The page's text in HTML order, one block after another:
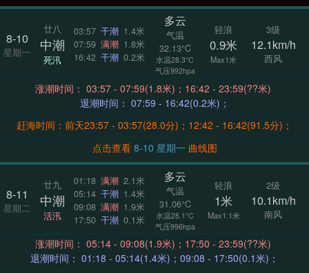
8-10
星期一
廿八
中潮
死汛
03:57 干潮 1.4米
07:59 满潮 1.8米
16:42 干潮 0.2米
多云
气温
32.13°C
水温28.3°C
气压992hpa
轻浪
0.9米
Max1米
3级
12.1km/h
西风
涨潮时间： 03:57 - 07:59(1.8米)；16:42 - 23:59(??米)
退潮时间： 07:59 - 16:42(0.2米)；
赶海时间：前天23:57 - 03:57(28.0分)；12:42 - 16:42(91.5分)；
点击查看
8-10 星期一 曲线图
8-11
星期二
廿九
中潮
活汛
01:18 满潮 2.1米
05:14 干潮 1.4米
09:08 满潮 1.9米
17:50 干潮 0.1米
多云
气温
31.06°C
水温28.1°C
气压996hpa
轻浪
1米
Max1.1米
2级
10.1km/h
南风
涨潮时间： 05:14 - 09:08(1.9米)；17:50 - 23:59(??米)
退潮时间： 01:18 - 05:14(1.4米)；09:08 - 17:50(0.1米)；